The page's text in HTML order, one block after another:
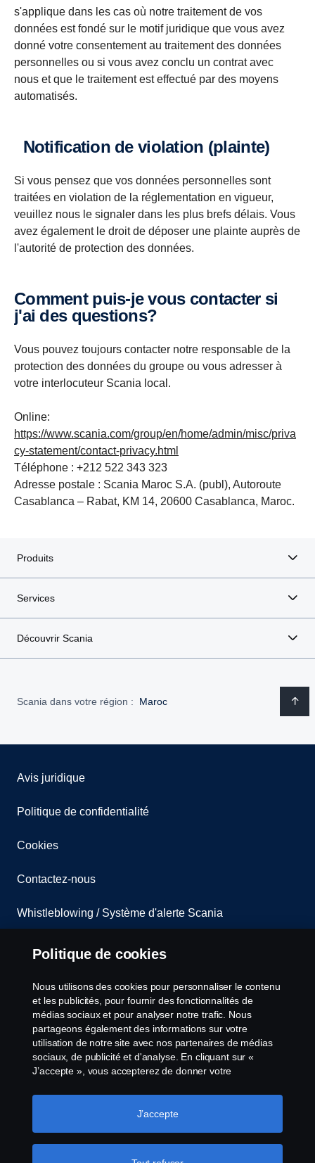
s'applique dans les cas où notre traitement de vos
données est fondé sur le motif juridique que vous avez
donné votre consentement au traitement des données
personnelles ou si vous avez conclu un contrat avec
nous et que le traitement est effectué par des moyens
automatisés.
Notification de violation (plainte)
Si vous pensez que vos données personnelles sont
traitées en violation de la réglementation en vigueur,
veuillez nous le signaler dans les plus brefs délais. Vous
avez également le droit de déposer une plainte auprès de
l'autorité de protection des données.
Comment puis-je vous contacter si
j'ai des questions?
Vous pouvez toujours contacter notre responsable de la
protection des données du groupe ou vous adresser à
votre interlocuteur Scania local.
Online:
https://www.scania.com/group/en/home/admin/misc/priva
cy-statement/contact-privacy.html
Téléphone : +212 522 343 323
Adresse postale : Scania Maroc S.A. (publ), Autoroute
Casablanca – Rabat, KM 14, 20600 Casablanca, Maroc.
Produits
Services
Découvrir Scania
Scania dans votre région : Maroc
Avis juridique
Politique de confidentialité
Cookies
Contactez-nous
Whistleblowing / Système d'alerte Scania
Codes de Conduite Scania
Code de Conduite Fournisseurs
Non-réexportation vers la Russie et/ou le Belarus
Paramètres des cookies
Politique de cookies
Nous utilisons des cookies pour personnaliser le contenu
et les publicités, pour fournir des fonctionnalités de
médias sociaux et pour analyser notre trafic. Nous
partageons également des informations sur votre
utilisation de notre site avec nos partenaires de médias
sociaux, de publicité et d'analyse. En cliquant sur «
J’accepte », vous accepterez de donner votre
informations partagées. Vous pouvez également gérer
vos cookies en cliquant sur « Paramètres des cookies »
J’accepte